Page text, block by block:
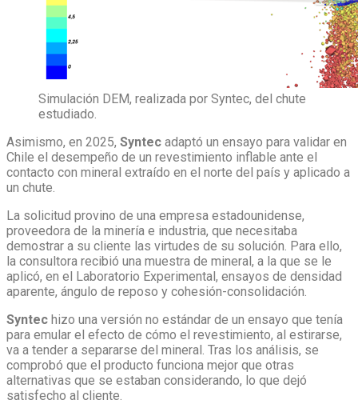
Simulación DEM, realizada por Syntec, del chute
estudiado.
Asimismo, en 2025, Syntec adaptó un ensayo para validar en
Chile el desempeño de un revestimiento inflable ante el
contacto con mineral extraído en el norte del país y aplicado a
un chute.
La solicitud provino de una empresa estadounidense,
proveedora de la minería e industria, que necesitaba
demostrar a su cliente las virtudes de su solución. Para ello,
la consultora recibió una muestra de mineral, a la que se le
aplicó, en el Laboratorio Experimental, ensayos de densidad
aparente, ángulo de reposo y cohesión-consolidación.
Syntec hizo una versión no estándar de un ensayo que tenía
para emular el efecto de cómo el revestimiento, al estirarse,
va a tender a separarse del mineral. Tras los análisis, se
comprobó que el producto funciona mejor que otras
alternativas que se estaban considerando, lo que dejó
satisfecho al cliente.